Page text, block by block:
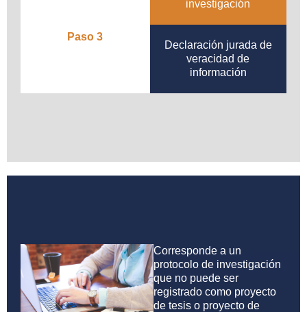
investigación
Paso 3
Declaración jurada de
veracidad de
información
Corresponde a un
protocolo de investigación
que no puede ser
registrado como proyecto
de tesis o proyecto de